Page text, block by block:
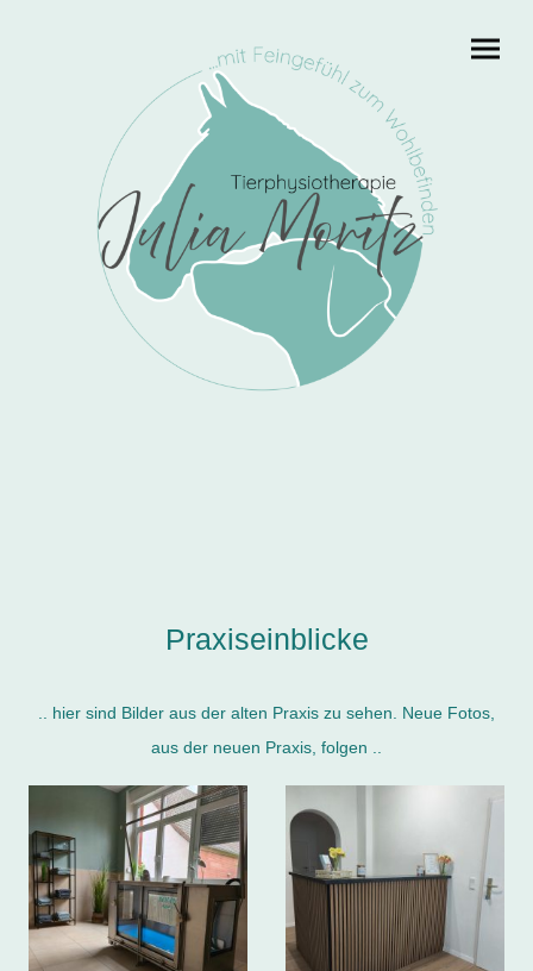
Praxiseinblicke
.. hier sind Bilder aus der alten Praxis zu sehen. Neue Fotos,
aus der neuen Praxis, folgen ..